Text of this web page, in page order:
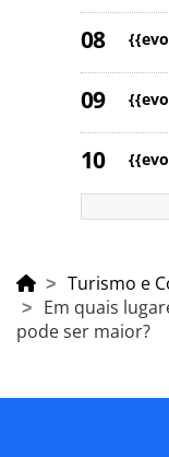
Turismo e
Em quais
pode ser maior?